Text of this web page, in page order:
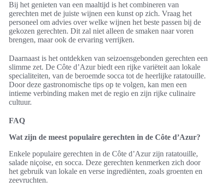
Bij het genieten van een maaltijd is het combineren van
gerechten met de juiste wijnen een kunst op zich. Vraag het
personeel om advies over welke wijnen het beste passen bij de
gekozen gerechten. Dit zal niet alleen de smaken naar voren
brengen, maar ook de ervaring verrijken.
Daarnaast is het ontdekken van seizoensgebonden gerechten een
slimme zet. De Côte d’Azur biedt een rijke variëteit aan lokale
specialiteiten, van de beroemde socca tot de heerlijke ratatouille.
Door deze gastronomische tips op te volgen, kan men een
intieme verbinding maken met de regio en zijn rijke culinaire
cultuur.
FAQ
Wat zijn de meest populaire gerechten in de Côte d’Azur?
Enkele populaire gerechten in de Côte d’Azur zijn ratatouille,
salade niçoise, en socca. Deze gerechten kenmerken zich door
het gebruik van lokale en verse ingrediënten, zoals groenten en
zeevruchten.